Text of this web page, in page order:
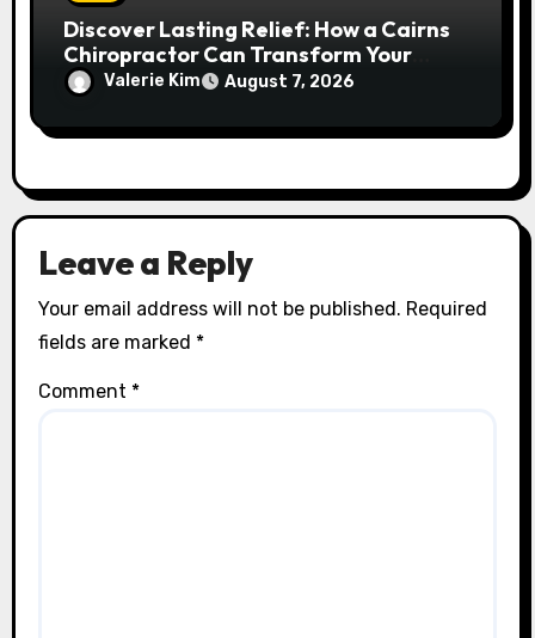
Discover Lasting Relief: How a Cairns
Chiropractor Can Transform Your
Spinal Health
Valerie Kim August 7, 2026
Leave a Reply
Your email address will not be published. Required
fields are marked *
Comment *